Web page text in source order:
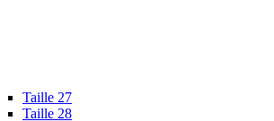
Taille 27
Taille 28